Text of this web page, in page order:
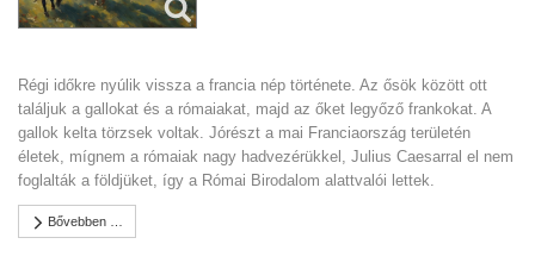
Régi időkre nyúlik vissza a francia nép története. Az ősök között ott
találjuk a gallokat és a rómaiakat, majd az őket legyőző frankokat. A
gallok kelta törzsek voltak. Jórészt a mai Franciaország területén
életek, mígnem a rómaiak nagy hadvezérükkel, Julius Caesarral el nem
foglalták a földjüket, így a Római Birodalom alattvalói lettek.
Bővebben …